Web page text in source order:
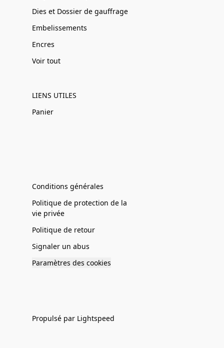
Dies et Dossier de gauffrage
Embelissements
Encres
Voir tout
LIENS UTILES
Panier
Conditions générales
Politique de protection de la
vie privée
Politique de retour
Signaler un abus
Paramètres des cookies
Propulsé par Lightspeed